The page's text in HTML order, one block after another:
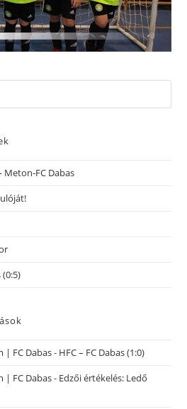
Meton-FC Dabas
| FC Dabas- HFC – FC Dabas (1:0)
| FC Dabas- Edzői értékelés: Ledő